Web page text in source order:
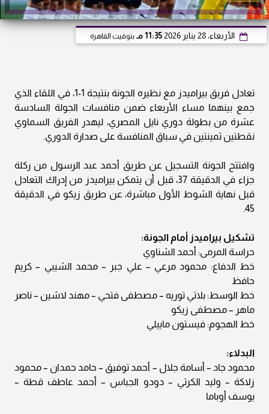
الأربعاء، 28 يناير 2026 11:35 مـ بتوقيت القاهرة
تعادل فريق بيراميدز مع نظيره الجونة بنتيجة 1-1، في اللقاء الذي
جمع بينهما مساء الأربعاء ضمن منافسات الجولة السادسة
عشرة من بطولة دوري نايل المصري، ليهدر الفريق السماوي
نقطتين ثمينتين في سباق المنافسة على صدارة الدوري.
وافتتح الجونة التسجيل عن طريق أحمد عبد الرسول من ركلة
جزاء في الدقيقة 37، قبل أن يتمكن بيراميدز من إدراك التعادل
قبل نهاية الشوط الأول مباشرة، عن طريق زيكو في الدقيقة
45.
تشكيل بيراميدز أمام الجونة:
حراسة المرمى: أحمد الشناوي
خط الدفاع: محمود مرعي – علي جبر – محمد الشيبي – كريم
حافظ
خط الوسط: بلاتي توريه – مصطفى فتحي – مهند لاشين – ناصر
ماهر – مصطفى زيكو
خط الهجوم: فيستون ماييلي
البدلاء:
محمود جاد – أسامة جلال – أحمد توفيق – حامد حمدان – محمود
زلاكة – وليد الكرتي – دودو الجباس – أحمد عاطف قطة –
يوسف أوباما